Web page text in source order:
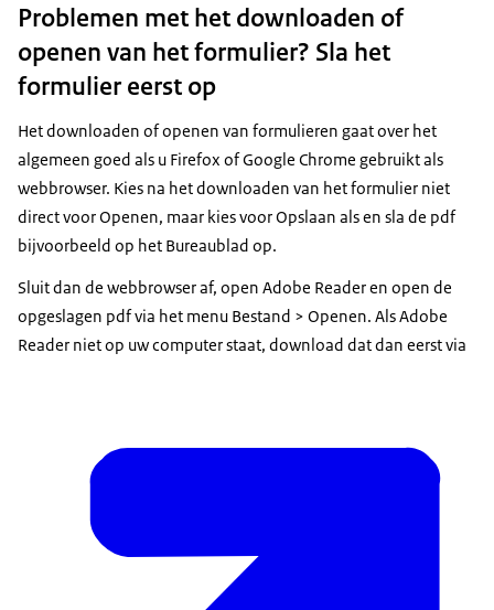
Problemen met het downloaden of
openen van het formulier? Sla het
formulier eerst op
Het downloaden of openen van formulieren gaat over het
algemeen goed als u Firefox of Google Chrome gebruikt als
webbrowser. Kies na het downloaden van het formulier niet
direct voor Openen, maar kies voor Opslaan als en sla de pdf
bijvoorbeeld op het Bureaublad op.
Sluit dan de webbrowser af, open Adobe Reader en open de
opgeslagen pdf via het menu Bestand > Openen. Als Adobe
Reader niet op uw computer staat, download dat dan eerst via